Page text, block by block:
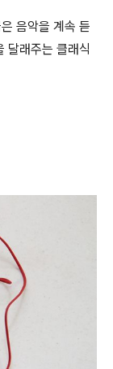
음악을 계속 듣
달래주는 클래식